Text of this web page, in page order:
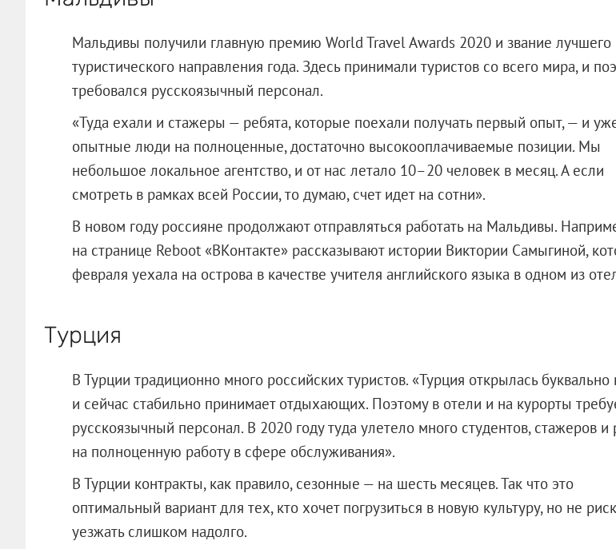
Мальдивы получили главную премию World Travel Awards 2020 и звание лучшего
туристического направления года. Здесь принимали туристов со всего мира, и
требовался русскоязычный персонал.
«Туда ехали и стажеры — ребята, которые поехали получать первый опыт, — и
опытные люди на полноценные, достаточно высокооплачиваемые позиции. Мы
небольшое локальное агентство, и от нас летало 10–20 человек в месяц. А если
смотреть в рамках всей России, то думаю, счет идет на сотни».
В новом году россияне продолжают отправляться работать на Мальдивы.
на странице Reboot «ВКонтакте» рассказывают истории Виктории Самыгиной,
февраля уехала на острова в качестве учителя английского языка в одном из
Турция
В Турции традиционно много российских туристов. «Турция открылась буквально
и сейчас стабильно принимает отдыхающих. Поэтому в отели и на курорты
русскоязычный персонал. В 2020 году туда улетело много студентов, стажеров и
на полноценную работу в сфере обслуживания».
В Турции контракты, как правило, сезонные — на шесть месяцев. Так что это
оптимальный вариант для тех, кто хочет погрузиться в новую культуру, но не
уезжать слишком надолго.